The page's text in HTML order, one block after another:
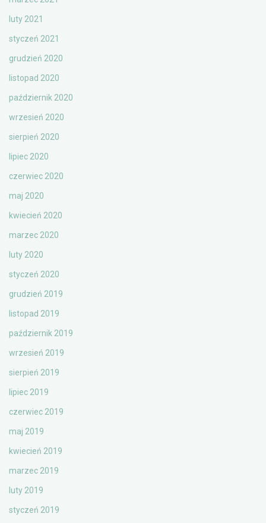
luty 2021
styczeń 2021
grudzień 2020
listopad 2020
październik 2020
wrzesień 2020
sierpień 2020
lipiec 2020
czerwiec 2020
maj 2020
kwiecień 2020
marzec 2020
luty 2020
styczeń 2020
grudzień 2019
listopad 2019
październik 2019
wrzesień 2019
sierpień 2019
lipiec 2019
czerwiec 2019
maj 2019
kwiecień 2019
marzec 2019
luty 2019
styczeń 2019